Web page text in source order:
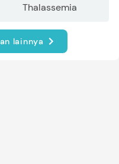
Thalassemia
lainnya